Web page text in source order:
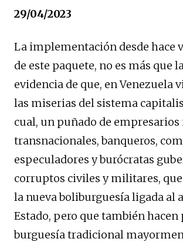
29/04/2023
La implementación desde hace
de este paquete, no es más que
evidencia de que, en Venezuela
las miserias del sistema
cual, un puñado de empresarios
transnacionales, banqueros,
especuladores y burócratas
corruptos civiles y militares,
la nueva boliburguesía ligada al
Estado, pero que también hacen
burguesía tradicional